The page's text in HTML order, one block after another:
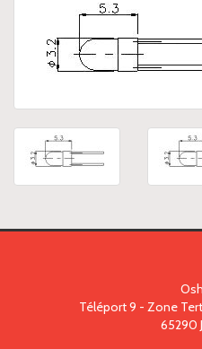
Téléport 9 - Zone
65290